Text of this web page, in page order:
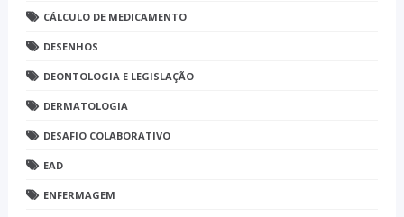
CÁLCULO DE MEDICAMENTO
DESENHOS
DEONTOLOGIA E LEGISLAÇÃO
DERMATOLOGIA
DESAFIO COLABORATIVO
EAD
ENFERMAGEM